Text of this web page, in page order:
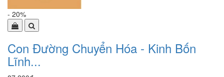
- 20%
Con Đường Chuyển Hóa - Kinh Bốn
Lĩnh...